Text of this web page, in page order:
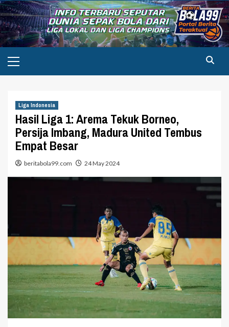
Skip
to
content
Menu
Liga Indonesia
Hasil Liga 1: Arema Tekuk Borneo,
Persija Imbang, Madura United Tembus
Empat Besar
beritabola99.com 24 May 2024